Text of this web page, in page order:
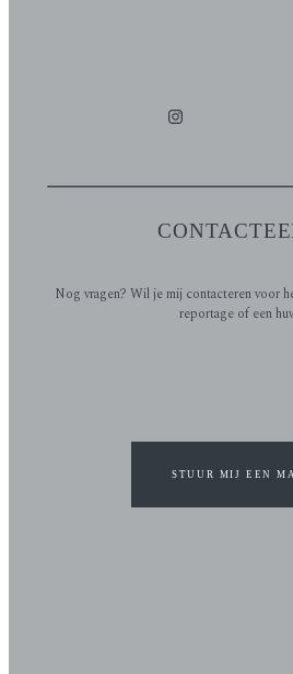
Nog vragen? Wil je mij contacteren voor
reportage of een
STUUR MIJ EEN